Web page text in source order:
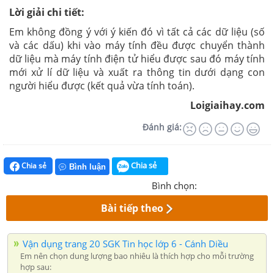
Lời giải chi tiết:
Em không đồng ý với ý kiến đó vì tất cả các dữ liệu (số
và các dấu) khi vào máy tính đều được chuyển thành
dữ liệu mà máy tính điện tử hiểu được sau đó máy tính
mới xử lí dữ liệu và xuất ra thông tin dưới dạng con
người hiểu được (kết quả vừa tính toán).
Loigiaihay.com
Đánh giá:
Chia sẻ Bình luận Chia sẻ
Bình chọn:
Bài tiếp theo
Vận dụng trang 20 SGK Tin học lớp 6 - Cánh Diều
Em nên chọn dung lượng bao nhiêu là thích hợp cho mỗi trường
hợp sau: